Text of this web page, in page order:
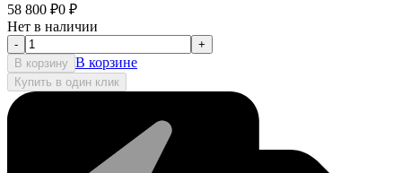
58 800 ₽0 ₽
Нет в наличии
-
+
В корзину В корзине
Купить в один клик